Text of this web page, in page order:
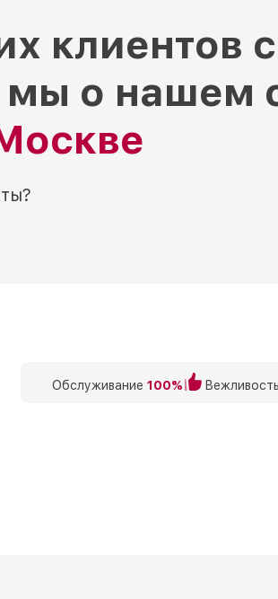
клиентов
о нашем
Обслуживание 100%